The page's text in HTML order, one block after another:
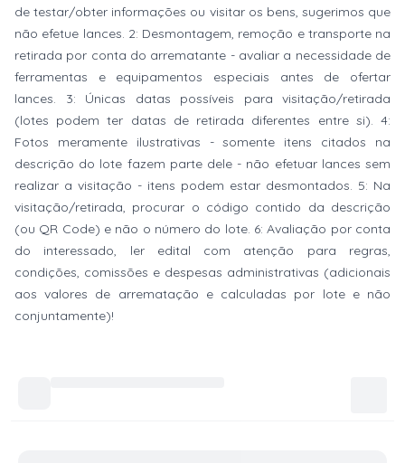
de testar/obter informações ou visitar os bens, sugerimos que
não efetue lances. 2: Desmontagem, remoção e transporte na
retirada por conta do arrematante - avaliar a necessidade de
ferramentas e equipamentos especiais antes de ofertar
lances. 3: Únicas datas possíveis para visitação/retirada
(lotes podem ter datas de retirada diferentes entre si). 4:
Fotos meramente ilustrativas - somente itens citados na
descrição do lote fazem parte dele - não efetuar lances sem
realizar a visitação - itens podem estar desmontados. 5: Na
visitação/retirada, procurar o código contido da descrição
(ou QR Code) e não o número do lote. 6: Avaliação por conta
do interessado, ler edital com atenção para regras,
condições, comissões e despesas administrativas (adicionais
aos valores de arrematação e calculadas por lote e não
conjuntamente)!